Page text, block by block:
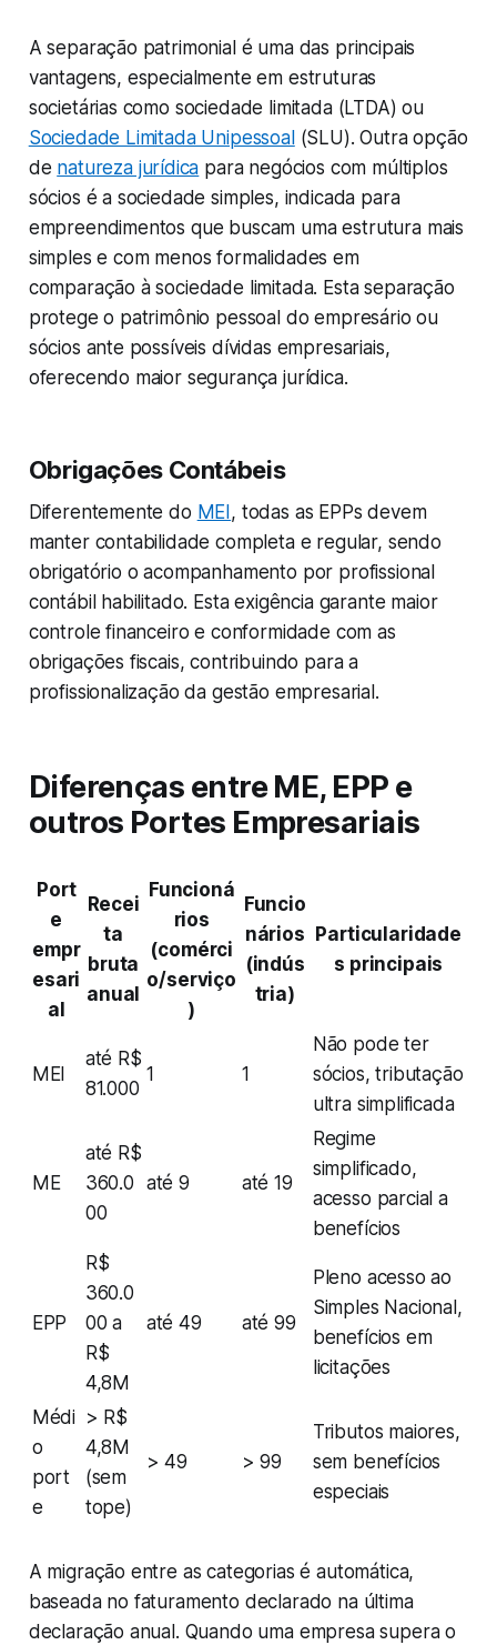
A separação patrimonial é uma das principais
vantagens, especialmente em estruturas
societárias como sociedade limitada (LTDA) ou
Sociedade Limitada Unipessoal (SLU). Outra opção
de natureza jurídica para negócios com múltiplos
sócios é a sociedade simples, indicada para
empreendimentos que buscam uma estrutura mais
simples e com menos formalidades em
comparação à sociedade limitada. Esta separação
protege o patrimônio pessoal do empresário ou
sócios ante possíveis dívidas empresariais,
oferecendo maior segurança jurídica.
Obrigações Contábeis
Diferentemente do MEI , todas as EPPs devem
manter contabilidade completa e regular, sendo
obrigatório o acompanhamento por profissional
contábil habilitado. Esta exigência garante maior
controle financeiro e conformidade com as
obrigações fiscais, contribuindo para a
profissionalização da gestão empresarial.
Diferenças entre ME, EPP e
outros Portes Empresariais
Port
e
empr
esari
al
Recei
ta
bruta
anual
Funcioná
rios
(comérci
o/serviço
)
Funcio
nários
(indús
tria)
Particularidade
s principais
MEI
até R$
81.000
1 1
Não pode ter
sócios, tributação
ultra simplificada
ME
até R$
360.0
00
até 9 até 19
Regime
simplificado,
acesso parcial a
benefícios
EPP
R$
360.0
00 a
R$
4,8M
até 49 até 99
Pleno acesso ao
Simples Nacional,
benefícios em
licitações
Médi
o
port
e
> R$
4,8M
(sem
tope)
> 49 > 99
Tributos maiores,
sem benefícios
especiais
A migração entre as categorias é automática,
baseada no faturamento declarado na última
declaração anual. Quando uma empresa supera o